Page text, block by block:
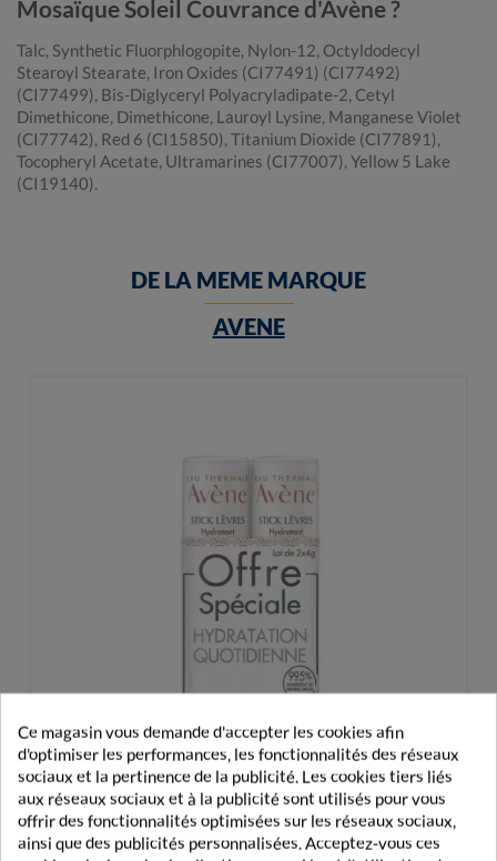
Mosaïque Soleil Couvrance d'Avène ?
Talc, Synthetic Fluorphlogopite, Nylon-12, Octyldodecyl
Stearoyl Stearate, Iron Oxides (CI77491) (CI77492)
(CI77499), Bis-Diglyceryl Polyacryladipate-2, Cetyl
Dimethicone, Dimethicone, Lauroyl Lysine, Manganese Violet
(CI77742), Red 6 (CI15850), Titanium Dioxide (CI77891),
Tocopheryl Acetate, Ultramarines (CI77007), Yellow 5 Lake
(CI19140).
DE LA MEME MARQUE
AVENE
Ce magasin vous demande d'accepter les cookies afin
d'optimiser les performances, les fonctionnalités des réseaux
sociaux et la pertinence de la publicité. Les cookies tiers liés
aux réseaux sociaux et à la publicité sont utilisés pour vous
offrir des fonctionnalités optimisées sur les réseaux sociaux,
ainsi que des publicités personnalisées. Acceptez-vous ces